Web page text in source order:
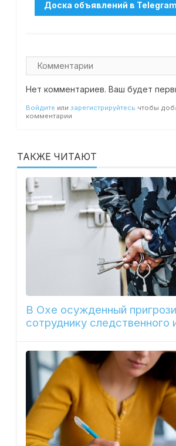
Нет комментариев. Ваш будет
Войдите или зарегистрируйтесь чтобы
комментарии
ТАКЖЕ ЧИТАЮТ
В Охе осужденный
сотруднику следственного